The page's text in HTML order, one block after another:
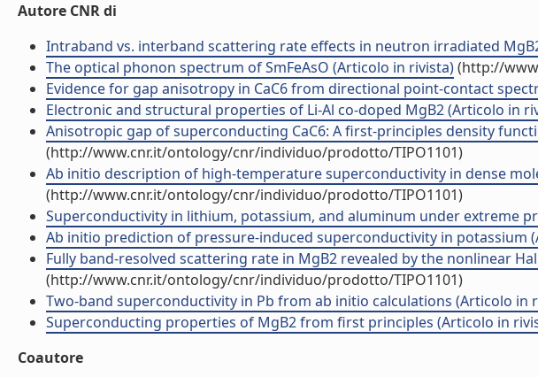
Autore CNR di
Intraband vs. interband scattering rate effects in neutron irradiated
The optical phonon spectrum of SmFeAsO (Articolo in rivista)(http://
Evidence for gap anisotropy in CaC6 from directional point-contact
Electronic and structural properties of Li-Al co-doped MgB2 (Articolo in
Anisotropic gap of superconducting CaC6: A first-principles density
(http://www.cnr.it/ontology/cnr/individuo/prodotto/TIPO1101)
Ab initio description of high-temperature superconductivity in dense
(http://www.cnr.it/ontology/cnr/individuo/prodotto/TIPO1101)
Superconductivity in lithium, potassium, and aluminum under extreme
Ab initio prediction of pressure-induced superconductivity in potassium
Fully band-resolved scattering rate in MgB2 revealed by the nonlinear
(http://www.cnr.it/ontology/cnr/individuo/prodotto/TIPO1101)
Two-band superconductivity in Pb from ab initio calculations (Articolo in
Superconducting properties of MgB2 from first principles (Articolo in
Coautore